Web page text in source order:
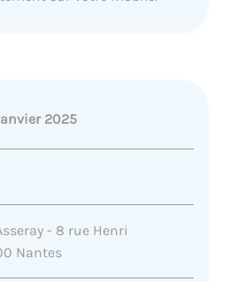
2025
- 8 rue Henri
Nantes